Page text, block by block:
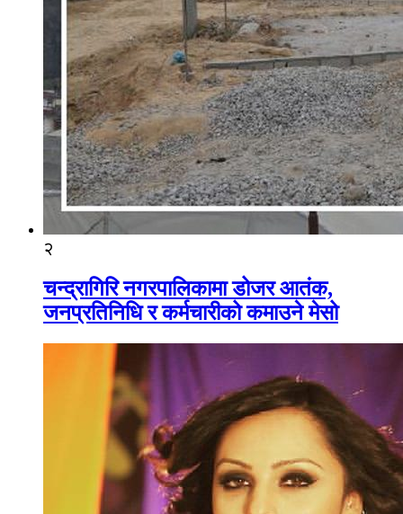
२
चन्द्रागिरि नगरपालिकामा डोजर आतंक,
जनप्रतिनिधि र कर्मचारीको कमाउने मेसो